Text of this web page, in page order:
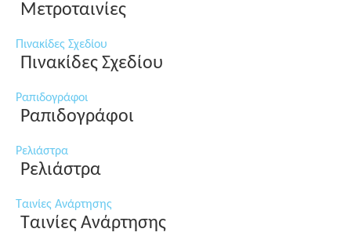
Μετροταινίες
Πινακίδες Σχεδίου
Πινακίδες Σχεδίου
Ραπιδογράφοι
Ραπιδογράφοι
Ρελιάστρα
Ρελιάστρα
Ταινίες Ανάρτησης
Ταινίες Ανάρτησης